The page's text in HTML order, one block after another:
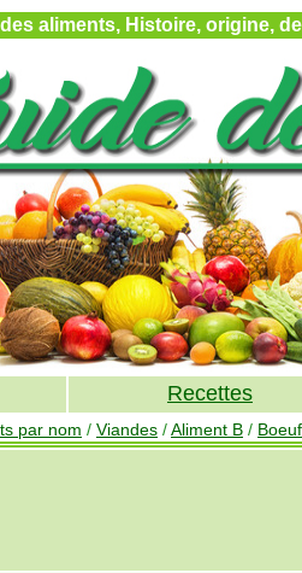
aliments, Histoire, origine,
Recettes
par nom / Viandes /Aliment B / Boeuf